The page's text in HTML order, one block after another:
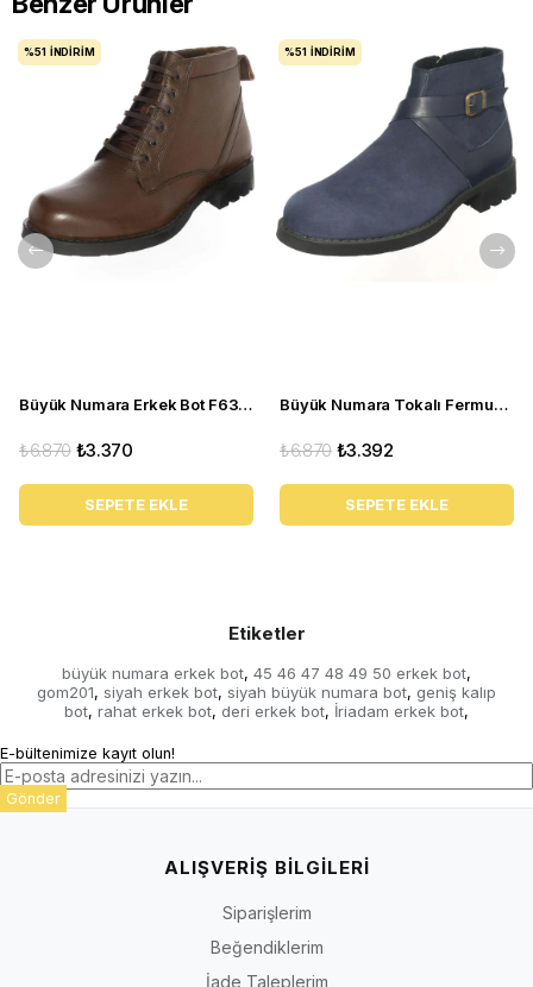
Büyük Numara Erkek Bot F632 Kahve
₺3.370
₺6.870
SEPETE EKLE
%51 İNDIRIM
Büyük Numara Tokalı Fermuarlı Bot CS623 Lacivert
₺3.392
₺6.870
SEPETE EKLE
%51 İNDIRIM
Etiketler
büyük numara erkek bot, 45 46 47 48 49 50 erkek bot,
gom201, siyah erkek bot, siyah büyük numara bot, geniş kalıp
bot, rahat erkek bot, deri erkek bot, İriadam erkek bot,
E-bültenimize kayıt olun!
Gönder
ALIŞVERİŞ BİLGİLERİ
Siparişlerim
Beğendiklerim
İade Taleplerim